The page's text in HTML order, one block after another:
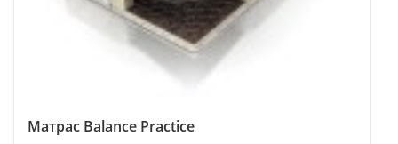
Матрас Balance Practice